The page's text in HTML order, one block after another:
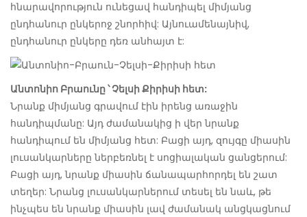
հնարավորություն ունեցավ հանդիպել միմյանց
ընդհանուր ընկերոջ շնորհիվ: Այնուամենայնիվ,
ընդհանուր ընկերը դեռ անհայտ է:
Անտոնիո Բրաունը ՝ Չելսի Քիրիսի հետ:
Նրանք միմյանց գրավում էին իրենց առաջին
հանդիպմանը: Այդ ժամանակից ի վեր նրանք
հանդիպում են միմյանց հետ: Բացի այդ, զույգը միասին
լուսանկարները ներբեռնել է սոցիալական ցանցերում:
Բացի այդ, նրանք միասին ճանապարհորդել են շատ
տեղեր: Նրանց լուսանկարներում տեսել են նաև, թե
ինչպես են նրանք միասին լավ ժամանակ անցկացնում